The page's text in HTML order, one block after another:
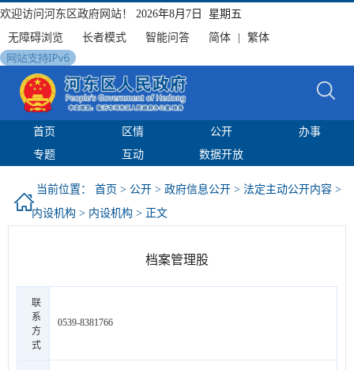
欢迎访问河东区政府网站！
2026年8月7日 星期五
无障碍浏览
长者模式 智能问答 简体 繁体
首页 区情 公开
办事
专题
互动 数据开放
当前位置： 首页 > 公开 > 政府信息公开 > 法定主动公开内容 >
内设机构 > 内设机构 > 正文
档案管理股
联
系
方
式
0539-8381766